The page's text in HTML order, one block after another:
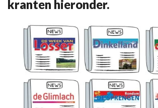
kranten hieronder.